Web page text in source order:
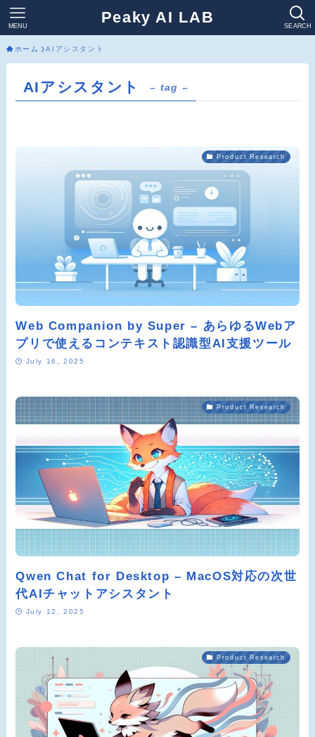
Peaky AI LAB SEARCH
MENU
ホーム AIアシスタント
AIアシスタント – tag –
Product Research
Web Companion by Super – あらゆるWebア
プリで使えるコンテキスト認識型AI支援ツール
July 16, 2025
Product Research
Qwen Chat for Desktop – MacOS対応の次世
代AIチャットアシスタント
July 12, 2025
Product Research